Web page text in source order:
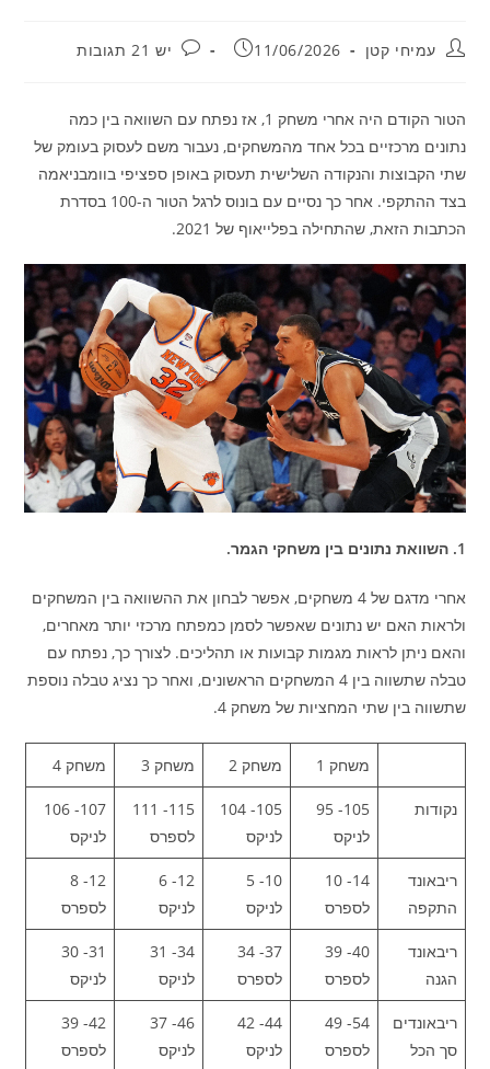
מחבר:עמיחי קטן פורסם:
11/06/2026 תגובות:
יש 21 תגובות
הטור הקודם היה אחרי משחק 1, אז נפתח עם השוואה בין כמה
נתונים מרכזיים בכל אחד מהמשחקים, נעבור משם לעסוק בעומק של
שתי הקבוצות והנקודה השלישית תעסוק באופן ספציפי בוומבניאמה
בצד ההתקפי. אחר כך נסיים עם בונוס לרגל הטור ה-100 בסדרת
הכתבות הזאת, שהתחילה בפלייאוף של 2021.
1. השוואת נתונים בין משחקי הגמר.
אחרי מדגם של 4 משחקים, אפשר לבחון את ההשוואה בין המשחקים
ולראות האם יש נתונים שאפשר לסמן כמפתח מרכזי יותר מאחרים,
והאם ניתן לראות מגמות קבועות או תהליכים. לצורך כך, נפתח עם
טבלה שתשווה בין 4 המשחקים הראשונים, ואחר כך נציג טבלה נוספת
שתשווה בין שתי המחציות של משחק 4.
משחק 1 משחק 2 משחק 3 משחק 4
נקודות
105- 95
לניקס
105- 104
לניקס
115- 111
לספרס
107- 106
לניקס
ריבאונד
התקפה
14- 10
לספרס
10- 5
לניקס
12- 6
לניקס
12- 8
לספרס
ריבאונד
הגנה
40- 39
לספרס
37- 34
לספרס
34- 31
לניקס
31- 30
לניקס
ריבאונדים
סך הכל
54- 49
לספרס
44- 42
לניקס
46- 37
לניקס
42- 39
לספרס